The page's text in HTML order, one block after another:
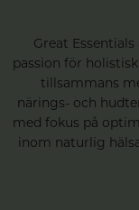
Great
passion för
tillsammans
närings- och
med fokus på
inom naturlig